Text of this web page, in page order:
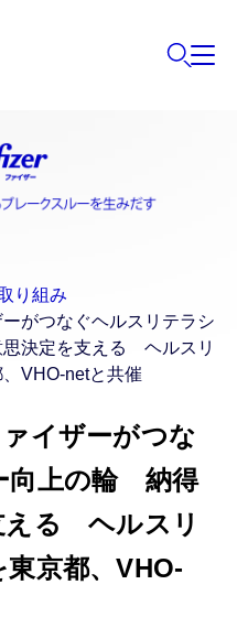
り組み
がつなぐヘルスリテラシ
決定を支える ヘルスリ
、VHO-netと共催
イザーがつな
向上の輪 納得
える ヘルスリ
京都、VHO-